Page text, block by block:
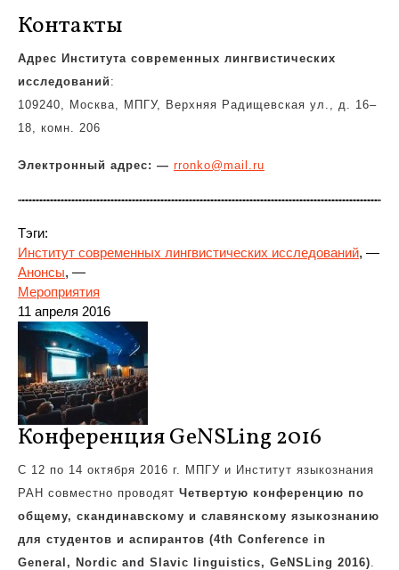
Контакты
Адрес Института современных лингвистических
исследований :
109240, Москва, МПГУ, Верхняя Радищевская ул., д. 16–
18, комн. 206
Электронный адрес: — rronko@mail.ru
Тэги:
Институт современных лингвистических исследований, —
Анонсы, —
Мероприятия
11 апреля 2016
Конференция GeNSLing 2016
С 12 по 14 октября 2016 г. МПГУ и Институт языкознания
РАН совместно проводят Четвертую конференцию по
общему, скандинавскому и славянскому языкознанию
для студентов и аспирантов (4th Conference in
General, Nordic and Slavic linguistics, GeNSLing 2016).